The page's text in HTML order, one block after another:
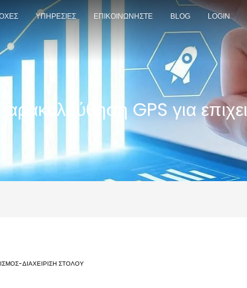
ΥΠΗΡΕΣΙΕΣ ΕΠΙΚΟΙΝΩΝΗΣΤΕ BLOG LOGIN
GPS για
ΔΙΑΧΕΊΡΙΣΗ ΣΤΌΛΟΥ